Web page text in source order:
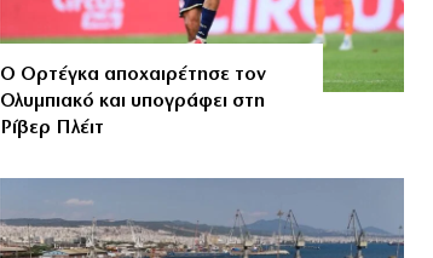
Ο Ορτέγκα αποχαιρέτησε τον
Ολυμπιακό και υπογράφει στη
Ρίβερ Πλέιτ